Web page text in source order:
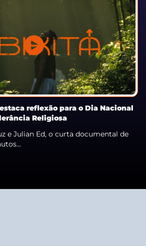
reflexão para o Dia Nacional
Religiosa
e Julian Ed, o curta documental de